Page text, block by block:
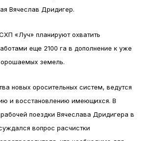
Вячеслав Дридигер.
«Луч» планируют охватить
еще 2100 га в дополнение к уже
земель.
новых оросительных систем, ведутся
и восстановлению имеющихся. В
поездки Вячеслава Дридигера в
вопрос расчистки